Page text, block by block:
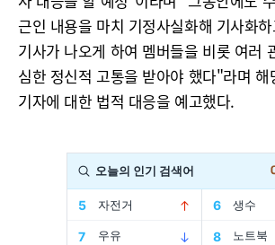
근인 내용을 마치 기정사실화해 기사화
기사가 나오게 하여 멤버들을 비롯 여러
심한 정신적 고통을 받아야 했다"라며 해
기자에 대한 법적 대응을 예고했다.